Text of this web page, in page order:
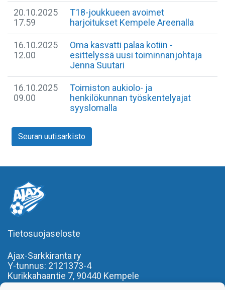
20.10.2025
17.59
T18-joukkueen avoimet
harjoitukset Kempele Areenalla
16.10.2025
12.00
Oma kasvatti palaa kotiin -
esittelyssä uusi toiminnanjohtaja
Jenna Suutari
16.10.2025
09.00
Toimiston aukiolo- ja
henkilökunnan työskentelyajat
syyslomalla
Seuran uutisarkisto
Tietosuojaseloste
Ajax-Sarkkiranta ry
Y-tunnus: 2121373-4
Kurikkahaantie 7, 90440 Kempele
p. 050 3219980